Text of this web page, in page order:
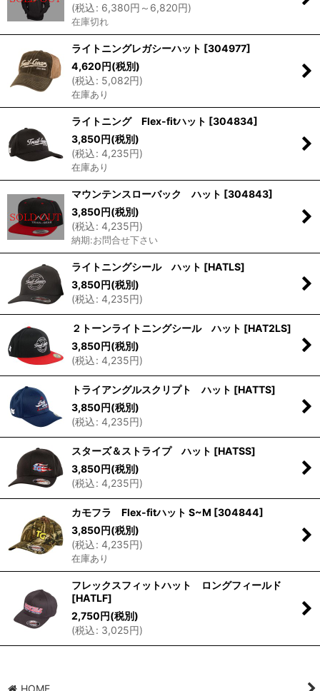
(税込: 6,380円 ～6,820円)
在庫切れ
ライトニングレガシーハット [304977]
4,620円(税別)
(税込: 5,082円)
在庫あり
ライトニング Flex-fitハット [304834]
3,850円(税別)
(税込: 4,235円)
在庫あり
マウンテンスローバック ハット [304843]
3,850円(税別)
(税込: 4,235円)
納期:お問合せ下さい
ライトニングシール ハット [HATLS]
3,850円(税別)
(税込: 4,235円)
２トーンライトニングシール ハット [HAT2LS]
3,850円(税別)
(税込: 4,235円)
トライアングルスクリプト ハット [HATTS]
3,850円(税別)
(税込: 4,235円)
スターズ＆ストライプ ハット [HATSS]
3,850円(税別)
(税込: 4,235円)
カモフラ Flex-fitハット S~M [304844]
3,850円(税別)
(税込: 4,235円)
在庫あり
フレックスフィットハット ロングフィールド
[HATLF]
2,750円(税別)
(税込: 3,025円)
HOME